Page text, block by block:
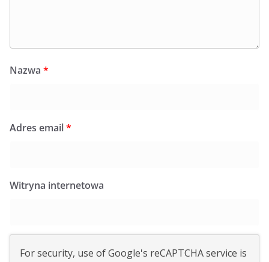
Nazwa *
Adres email*
Witryna internetowa
For security, use of Google's reCAPTCHA service is